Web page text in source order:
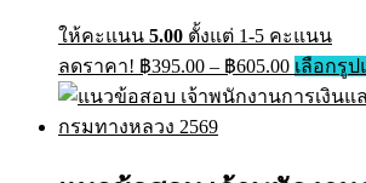
ให้คะแนน 5.00 ตั้งแต่ 1-5 คะแนน
ลดราคา! ฿395.00 – ฿605.00Price
range:
฿395.00
เลือกรูป